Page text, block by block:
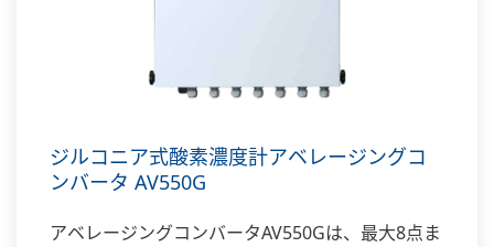
ジルコニア式酸素濃度計アベレージングコ
ンバータ AV550G
アベレージングコンバータAV550Gは、最大8点ま